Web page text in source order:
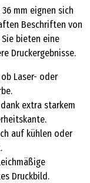
mm eignen sich
Beschriften von
bieten eine
Druckergebnisse.
Laser- oder
extra starkem
auf kühlen oder
Druckbild.